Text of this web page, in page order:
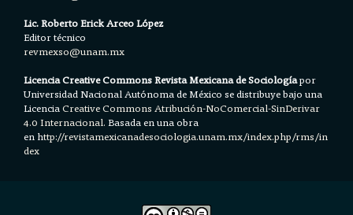
Lic. Roberto Erick Arceo López
Editor técnico
revmexso@unam.mx
Licencia Creative Commons Revista Mexicana de Sociologíapor
Universidad Nacional Autónoma de México se distribuye bajo una
LicenciaCreative Commons Atribución-NoComercial-SinDerivar
4.0 Internacional.Basada en una obra
en http://revistamexicanadesociologia.unam.mx/index.php/rms/in
dex